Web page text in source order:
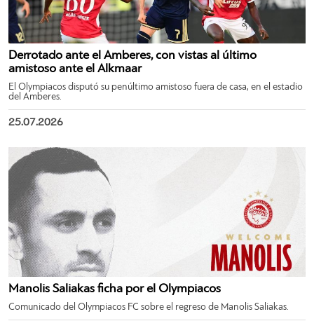
Derrotado ante el Amberes, con vistas al último
amistoso ante el Alkmaar
El Olympiacos disputó su penúltimo amistoso fuera de casa, en el estadio
del Amberes.
25.07.2026
Manolis Saliakas ficha por el Olympiacos
Comunicado del Olympiacos FC sobre el regreso de Manolis Saliakas.